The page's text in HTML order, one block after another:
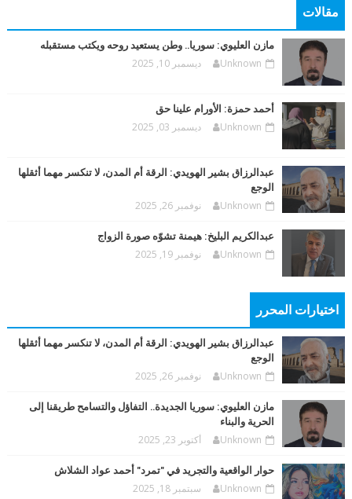
مقالات
مازن العليوي: سوريا.. وطن يستعيد روحه ويكتب مستقبله
Unknown ديسمبر 10, 2025
أحمد حمزة: الأورام علينا حق
Unknown ديسمبر 03, 2025
عبدالرزاق بشير الهويدي: الرقة أم المدن، لا تنكسر مهما أثقلها
الوجع
Unknown نوفمبر 26, 2025
عبدالكريم البليخ: هيمنة تشوّه صورة الزواج
Unknown نوفمبر 19, 2025
اختيارات المحرر
عبدالرزاق بشير الهويدي: الرقة أم المدن، لا تنكسر مهما أثقلها
الوجع
Unknown نوفمبر 26, 2025
مازن العليوي: سوريا الجديدة.. التفاؤل والتسامح طريقنا إلى
الحرية والبناء
Unknown أكتوبر 23, 2025
حوار الواقعية والتجريد في "تمرد" أحمد عواد الشلاش
Unknown سبتمبر 18, 2025